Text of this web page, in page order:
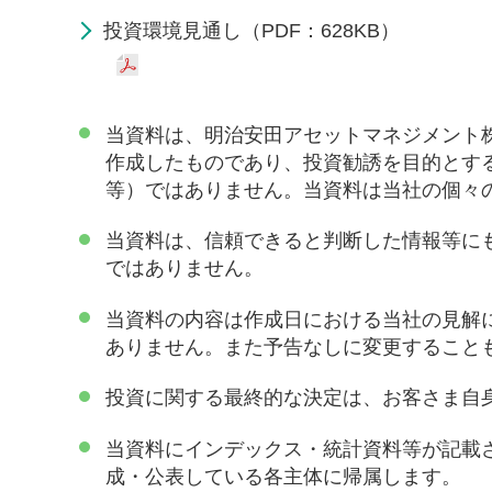
投資環境見通し（PDF：628KB）
当資料は、明治安田アセットマネジメン
作成したものであり、投資勧誘を目的と
等）ではありません。当資料は当社の個
当資料は、信頼できると判断した情報等
ではありません。
当資料の内容は作成日における当社の見
ありません。また予告なしに変更すること
投資に関する最終的な決定は、お客さま
当資料にインデックス・統計資料等が記
成・公表している各主体に帰属します。